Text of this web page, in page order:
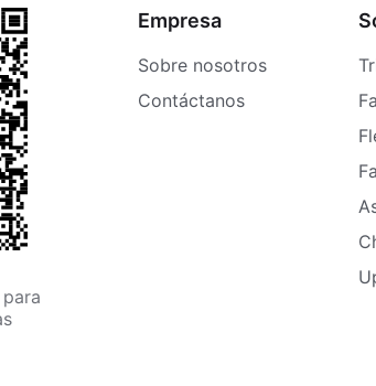
para
Empresa
Sobre nosotros
Contáctanos